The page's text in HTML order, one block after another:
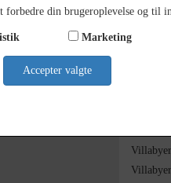
forbedre din brugeroplevelse og til
Marketing
Accepter valgte